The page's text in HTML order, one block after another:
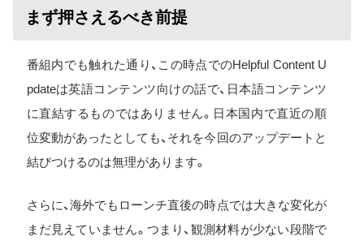
まず押さえるべき前提
番組内でも触れた通り、この時点でのHelpful Content U
pdateは英語コンテンツ向けの話で、日本語コンテンツ
に直結するものではありません。日本国内で直近の順
位変動があったとしても、それを今回のアップデートと
結びつけるのは無理があります。
さらに、海外でもローンチ直後の時点では大きな変化が
まだ見えていません。つまり、観測材料が少ない段階で